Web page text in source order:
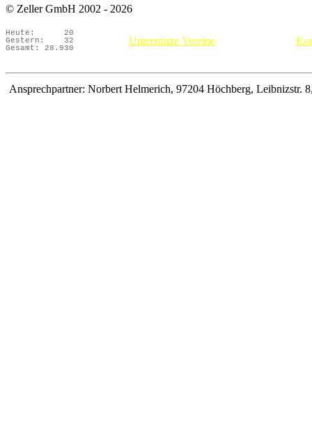
© Zeller GmbH 2002 - 2026
Heute:
20
Gestern:
32
Gesamt:
28.930
Unterstütze Vereine
Ansprechpartner: Norbert Helmerich, 97204 Höchberg, Leibnizstr.